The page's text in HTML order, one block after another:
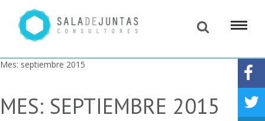
Mes: septiembre 2015
MES: SEPTIEMBRE 2015